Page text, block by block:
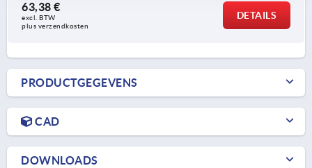
63,38 €
excl. BTW
plus verzendkosten
DETAILS
PRODUCTGEGEVENS
CAD
DOWNLOADS